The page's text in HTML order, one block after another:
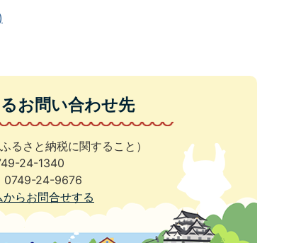
お問い合わせ先
るさと納税に関すること）
24-1340
0749-24-9676
らお問合せする